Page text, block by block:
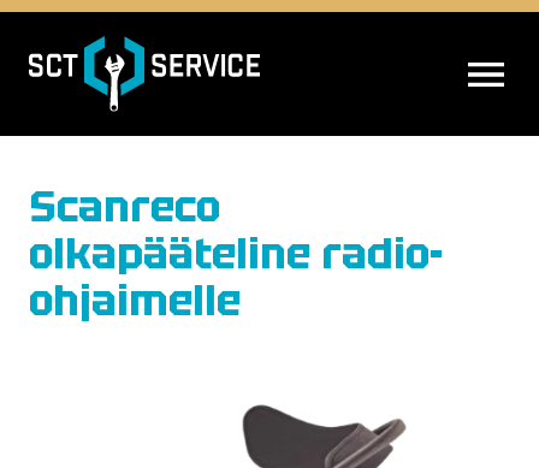
Scanreco
olkapääteline radio-
ohjaimelle